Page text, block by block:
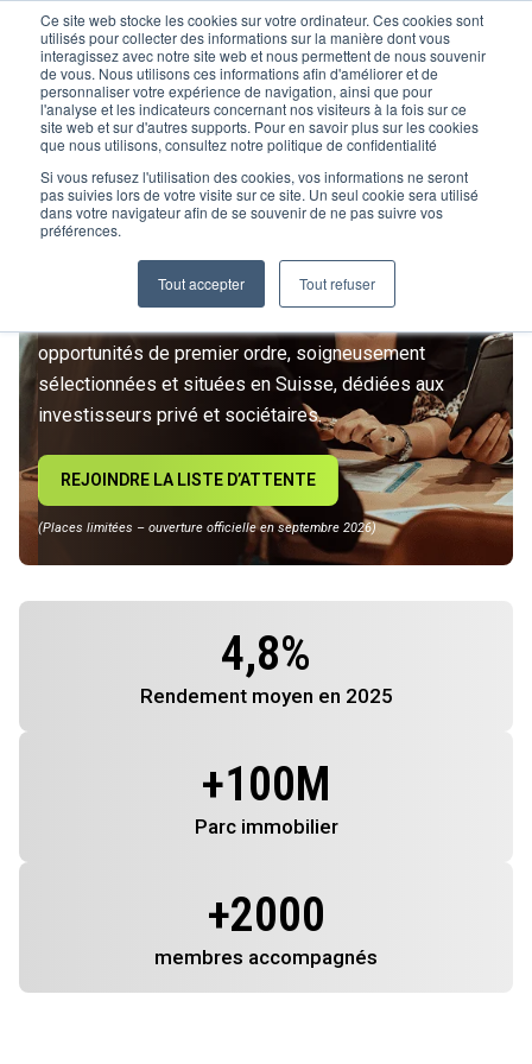
Ce site web stocke les cookies sur votre ordinateur. Ces cookies sont
utilisés pour collecter des informations sur la manière dont vous
interagissez avec notre site web et nous permettent de nous souvenir
de vous. Nous utilisons ces informations afin d'améliorer et de
personnaliser votre expérience de navigation, ainsi que pour
l'analyse et les indicateurs concernant nos visiteurs à la fois sur ce
site web et sur d'autres supports. Pour en savoir plus sur les cookies
que nous utilisons, consultez notre politique de confidentialité
Si vous refusez l'utilisation des cookies, vos informations ne seront
pas suivies lors de votre visite sur ce site. Un seul cookie sera utilisé
dans votre navigateur afin de se souvenir de ne pas suivre vos
préférences.
Tout accepter Tout refuser
L’IMMOBILIER
D’INVESTISSEMENT ENTRE
DANS UNE NOUVELLE ÈRE
Rejoignez le premier club privé d'investissement
opportunités de premier ordre, soigneusement
sélectionnées et situées en Suisse, dédiées aux
investisseurs privé et sociétaires.
REJOINDRE LA LISTE D’ATTENTE
(Places limitées – ouverture officielle en septembre 2026)
4,8%
Rendement moyen en 2025
+100M
Parc immobilier
+2000
membres accompagnés